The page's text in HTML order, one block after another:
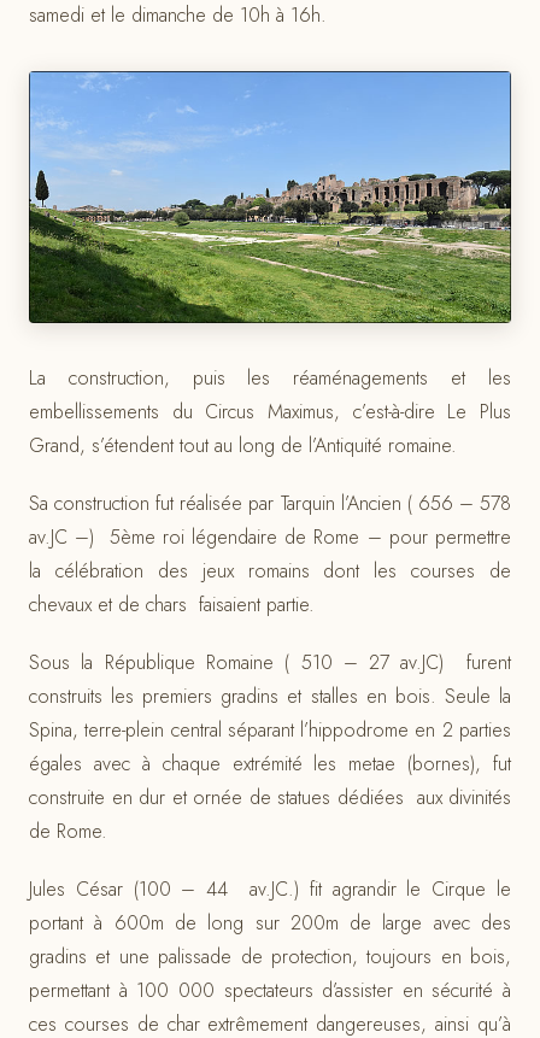
samedi et le dimanche de 10h à 16h.
La construction, puis les réaménagements et les
embellissements du Circus Maximus, c’est-à-dire Le Plus
Grand, s’étendent tout au long de l’Antiquité romaine.
Sa construction fut réalisée par Tarquin l’Ancien ( 656 – 578
av.JC –) 5ème roi légendaire de Rome – pour permettre
la célébration des jeux romains dont les courses de
chevaux et de chars faisaient partie.
Sous la République Romaine ( 510 – 27 av.JC) furent
construits les premiers gradins et stalles en bois. Seule la
Spina, terre-plein central séparant l’hippodrome en 2 parties
égales avec à chaque extrémité les metae (bornes), fut
construite en dur et ornée de statues dédiées aux divinités
de Rome.
Jules César (100 – 44 av.JC.) fit agrandir le Cirque le
portant à 600m de long sur 200m de large avec des
gradins et une palissade de protection, toujours en bois,
permettant à 100 000 spectateurs d’assister en sécurité à
ces courses de char extrêmement dangereuses, ainsi qu’à